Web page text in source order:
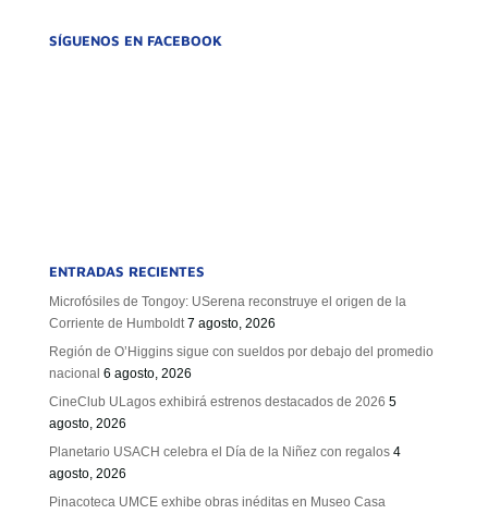
SÍGUENOS EN FACEBOOK
ENTRADAS RECIENTES
Microfósiles de Tongoy: USerena reconstruye el origen de la
Corriente de Humboldt 7 agosto, 2026
Región de O’Higgins sigue con sueldos por debajo del promedio
nacional 6 agosto, 2026
CineClub ULagos exhibirá estrenos destacados de 2026 5
agosto, 2026
Planetario USACH celebra el Día de la Niñez con regalos 4
agosto, 2026
Pinacoteca UMCE exhibe obras inéditas en Museo Casa